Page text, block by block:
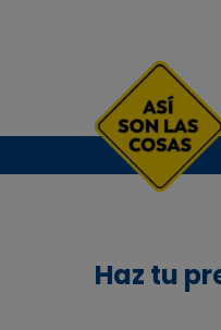
Haz tu